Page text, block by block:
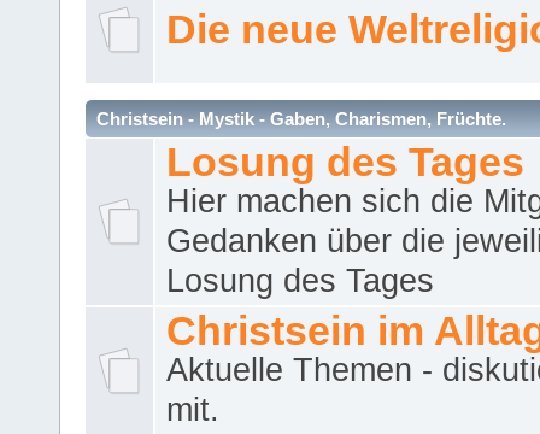
Die neue
Christsein - Mystik - Gaben, Charismen, Früchte.
Losung des Tages
Hier machen sich die
Gedanken über die
Losung des Tages
Christsein im
Aktuelle Themen -
mit.